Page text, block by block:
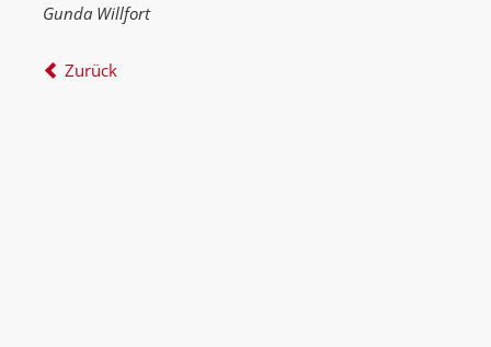
Gunda Willfort
Zurück